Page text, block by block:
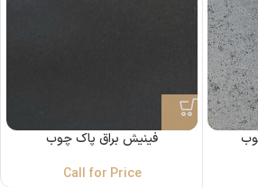
فینیش براق پاک چوب
Call for Price